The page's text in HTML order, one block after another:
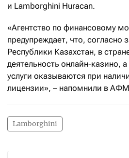
и Lamborghini Huracan.
«Агентство по финансовому
предупреждает, что, согласно
Республики Казахстан, в
деятельность онлайн-казино,
услуги оказываются при
лицензии», – напомнили в
Lamborghini